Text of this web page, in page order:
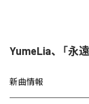
YumeLia、「永
新曲情報